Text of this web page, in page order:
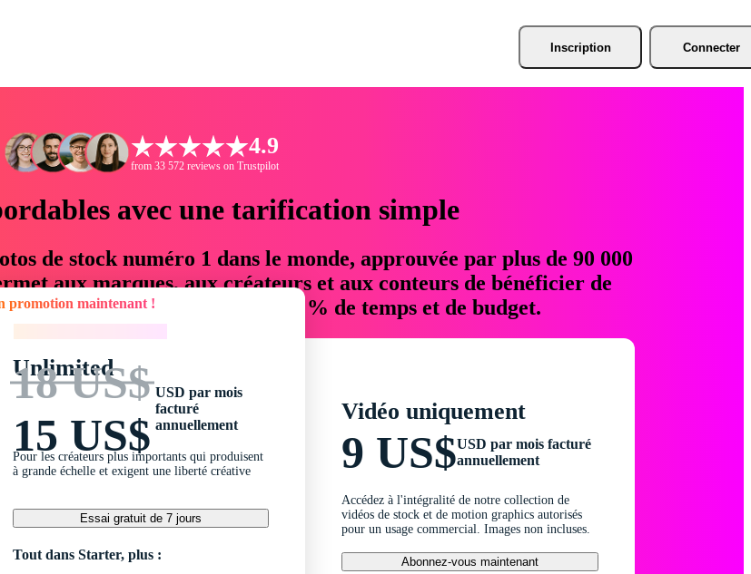
Inscription Connecter
4.9
from 33 572 reviews on Trustpilot
avec une tarification simple
de stock numéro 1 dans le monde, approuvée par plus de 90 000
aux marques, aux créateurs et aux conteurs de bénéficier de
d'économiser jusqu'à 76 % de temps et de budget.
maintenant !
Unlimited
18 US$
15 US$
USD par mois
facturé
annuellement
Pour les créateurs plus importants qui produisent
à grande échelle et exigent une liberté créative
Essai gratuit de 7 jours
Tout dans Starter, plus :
Vidéo uniquement
9 US$USD par mois facturé
annuellement
Accédez à l'intégralité de notre collection de
vidéos de stock et de motion graphics autorisés
pour un usage commercial. Images non incluses.
Abonnez-vous maintenant